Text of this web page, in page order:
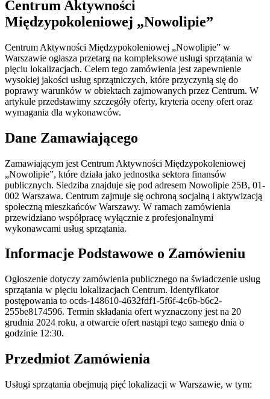
Centrum Aktywności
Międzypokoleniowej „Nowolipie”
Centrum Aktywności Międzypokoleniowej „Nowolipie” w
Warszawie ogłasza przetarg na kompleksowe usługi sprzątania w
pięciu lokalizacjach. Celem tego zamówienia jest zapewnienie
wysokiej jakości usług sprzątniczych, które przyczynią się do
poprawy warunków w obiektach zajmowanych przez Centrum. W
artykule przedstawimy szczegóły oferty, kryteria oceny ofert oraz
wymagania dla wykonawców.
Dane Zamawiającego
Zamawiającym jest Centrum Aktywności Międzypokoleniowej
„Nowolipie”, które działa jako jednostka sektora finansów
publicznych. Siedziba znajduje się pod adresem Nowolipie 25B, 01-
002 Warszawa. Centrum zajmuje się ochroną socjalną i aktywizacją
społeczną mieszkańców Warszawy. W ramach zamówienia
przewidziano współpracę wyłącznie z profesjonalnymi
wykonawcami usług sprzątania.
Informacje Podstawowe o Zamówieniu
Ogłoszenie dotyczy zamówienia publicznego na świadczenie usług
sprzątania w pięciu lokalizacjach Centrum. Identyfikator
postępowania to ocds-148610-4632fdf1-5f6f-4c6b-b6c2-
255be8174596. Termin składania ofert wyznaczony jest na 20
grudnia 2024 roku, a otwarcie ofert nastąpi tego samego dnia o
godzinie 12:30.
Przedmiot Zamówienia
Usługi sprzątania obejmują pięć lokalizacji w Warszawie, w tym: